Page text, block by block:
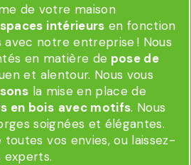
de votre maison
intérieurs en fonction
notre entreprise ! Nous
en matière de pose de
et alentour. Nous vous
la mise en place de
en bois avec motifs. Nous
soignées et élégantes.
vos envies, ou laissez-
experts.